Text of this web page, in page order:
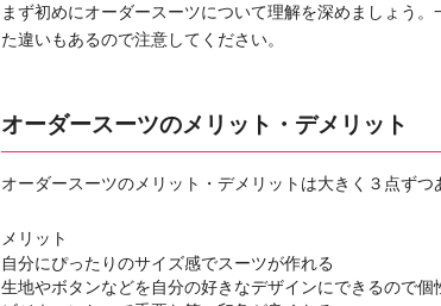
まず初めにオーダースーツについて理解を深めましょう
た違いもあるので注意してください。
オーダースーツのメリット・デメリット
オーダースーツのメリット・デメリットは大きく３点ずつ
メリット
自分にぴったりのサイズ感でスーツが作れる
生地やボタンなどを自分の好きなデザインにできるので個